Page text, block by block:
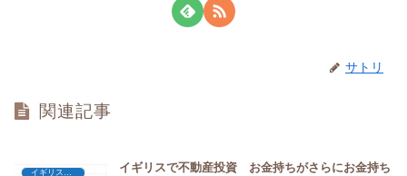
サトリ
関連記事
イギリスで不動産投資 お金持ちがさらにお金持ち